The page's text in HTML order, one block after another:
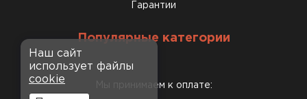
Гарантии
Популярные категории
Мы принимаем к оплате:
Наш сайт
использует файлы
cookie